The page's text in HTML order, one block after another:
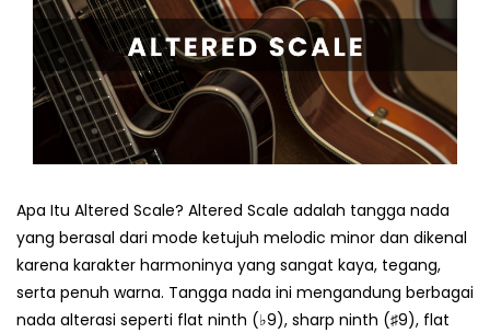
Apa Itu Altered Scale? Altered Scale adalah tangga nada
yang berasal dari mode ketujuh melodic minor dan dikenal
karena karakter harmoninya yang sangat kaya, tegang,
serta penuh warna. Tangga nada ini mengandung berbagai
nada alterasi seperti flat ninth (♭9), sharp ninth (♯9), flat